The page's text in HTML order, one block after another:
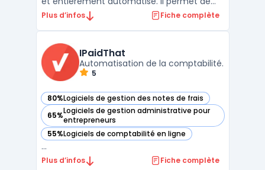
simplifier et d'optimiser l'intégralité du
propose une application mobile intuitive qui
...
Plus d’infos Fiche complète
IPaidThat
Automatisation de la comptabilité.
5
80%Logiciels de gestion des notes de frais
— voir IPaidThat dans cette catégorie
65%Logiciels de gestion administrative pour
entrepreneurs
— voir IPaidThat dans cette catégorie
55%Logiciels de comptabilité en ligne
— voir IPaidThat dans cette catégorie
...
Plus d’infos Fiche complète